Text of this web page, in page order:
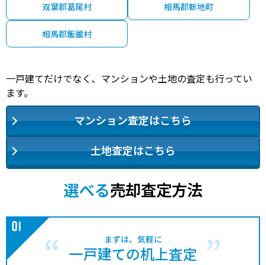
双葉郡葛尾村 相馬郡新地町
相馬郡飯舘村
一戸建てだけでなく、マンションや土地の査定も行ってい
ます。
マンション査定はこちら
土地査定はこちら
選べる売却査定方法
まずは、気軽に
一戸建ての机上査定